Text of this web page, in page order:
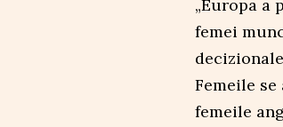
„Europa a
femei
Femeile
femeile